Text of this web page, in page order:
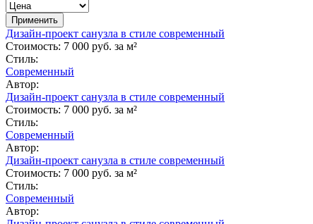
Дизайн-проект санузла в стиле современный
Стоимость: 7 000 руб. за м²
Стиль:
Современный
Автор:
Дизайн-проект санузла в стиле современный
Стоимость: 7 000 руб. за м²
Стиль:
Современный
Автор:
Дизайн-проект санузла в стиле современный
Стоимость: 7 000 руб. за м²
Стиль:
Современный
Автор: